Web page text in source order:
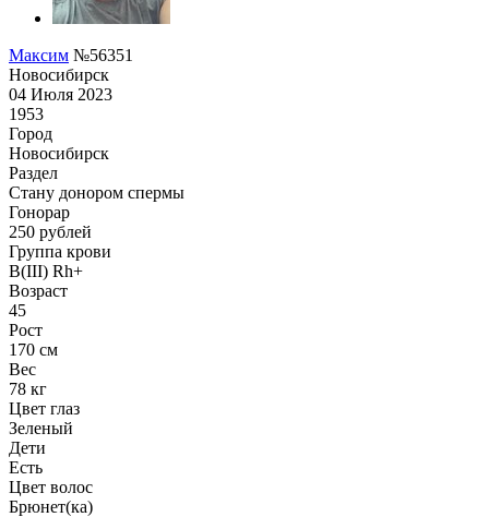
Максим №56351
Новосибирск
04 Июля 2023
1953
Город
Новосибирск
Раздел
Стану донором спермы
Гонoрар
250 рублей
Группа крови
B(III) Rh+
Возраст
45
Рост
170 см
Вес
78 кг
Цвет глаз
Зеленый
Дети
Есть
Цвет волос
Брюнет(ка)